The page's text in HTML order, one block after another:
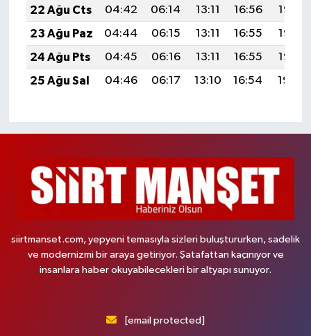
22 Ağu Cts
04:42 06:14 13:11 16:56
19:58
23 Ağu Paz
04:44 06:15 13:11 16:55
19:57
24 Ağu Pts
04:45 06:16 13:11 16:55
19:55
25 Ağu Sal
04:46 06:17 13:10 16:54 19:54
siirtmanset.com, yepyeni temasıyla sizleri buluştururken, sadelik
ve modernizmi bir araya getiriyor. Şatafattan kaçınıyor ve
insanlara haber okuyabilecekleri bir altyapı sunuyor.
[email protected]